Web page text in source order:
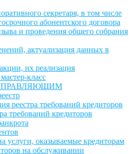
секретаря, в том числе
абонентского договора
и проведения общего собрания
актуализация данных в
их реализация
класс
реестра требований кредиторов
требований кредиторов
услуги, оказываемые кредиторам
на обслуживании